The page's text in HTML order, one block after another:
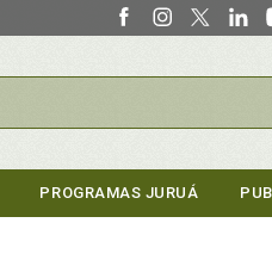
PROGRAMAS JURUÁ